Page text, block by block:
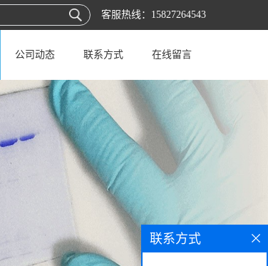
客服热线： 15827264543
公司动态 联系方式 在线留言
联系方式